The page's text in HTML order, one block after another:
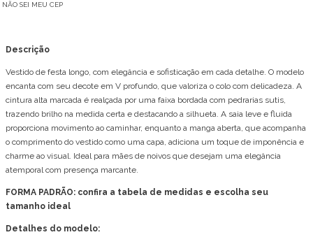
NÃO SEI MEU CEP
Descrição
Vestido de festa longo, com elegância e sofisticação em cada detalhe. O modelo
encanta com seu decote em V profundo, que valoriza o colo com delicadeza. A
cintura alta marcada é realçada por uma faixa bordada com pedrarias sutis,
trazendo brilho na medida certa e destacando a silhueta. A saia leve e fluida
proporciona movimento ao caminhar, enquanto a manga aberta, que acompanha
o comprimento do vestido como uma capa, adiciona um toque de imponência e
charme ao visual. Ideal para mães de noivos que desejam uma elegância
atemporal com presença marcante.
FORMA PADRÃO: confira a tabela de medidas e escolha seu
tamanho ideal
Detalhes do modelo: